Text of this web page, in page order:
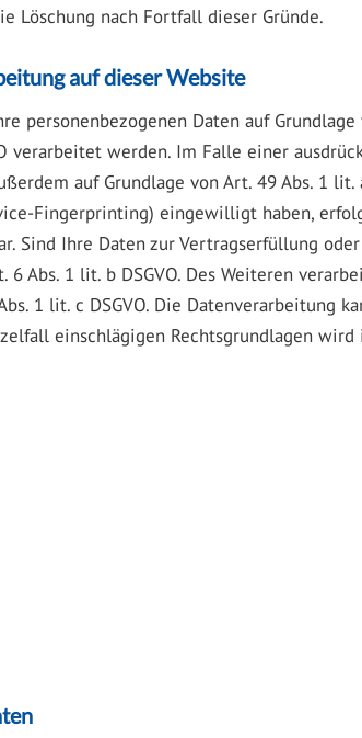
Löschung nach Fortfall dieser Gründe.
auf dieser Website
Daten auf Grundlage
verarbeitet werden. Im Falle einer
auf Grundlage von Art. 49 Abs. 1 lit.
Fingerprinting) eingewilligt haben,
Sind Ihre Daten zur Vertragserfüllung
Abs. 1 lit. b DSGVO. Des Weiteren
1 lit. c DSGVO. Die Datenverarbeitung
einschlägigen Rechtsgrundlagen